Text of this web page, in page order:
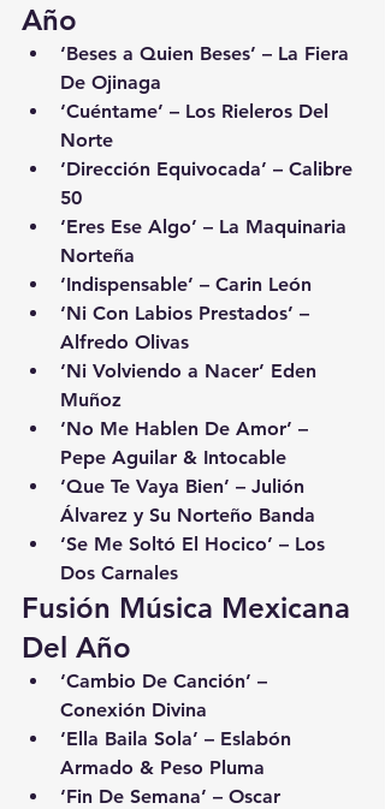
Año
‘Beses a Quien Beses’ – La Fiera
De Ojinaga
‘Cuéntame’ – Los Rieleros Del
Norte
‘Dirección Equivocada’ – Calibre
50
‘Eres Ese Algo’ – La Maquinaria
Norteña
‘Indispensable’ – Carin León
‘Ni Con Labios Prestados’ –
Alfredo Olivas
‘Ni Volviendo a Nacer’ Eden
Muñoz
‘No Me Hablen De Amor’ –
Pepe Aguilar & Intocable
‘Que Te Vaya Bien’ – Julión
Álvarez y Su Norteño Banda
‘Se Me Soltó El Hocico’ – Los
Dos Carnales
Fusión Música Mexicana
Del Año
‘Cambio De Canción’ –
Conexión Divina
‘Ella Baila Sola’ – Eslabón
Armado & Peso Pluma
‘Fin De Semana’ – Oscar